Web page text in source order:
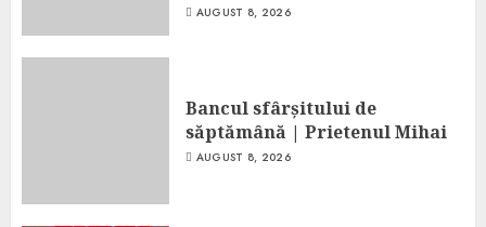
AUGUST 8, 2026
Bancul sfârșitului de
săptămână | Prietenul Mihai
AUGUST 8, 2026